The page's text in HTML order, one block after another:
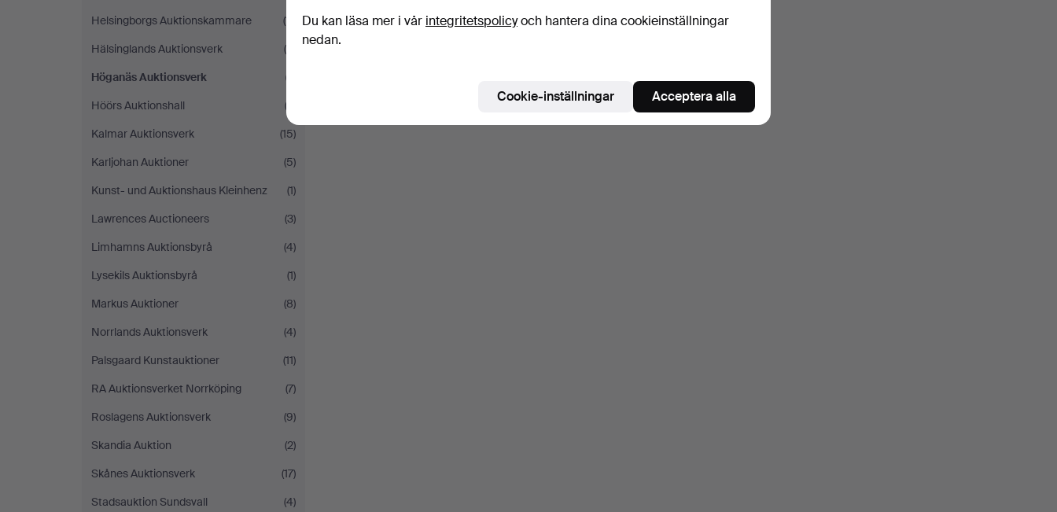
Helsingborgs Auktionskammare
(11)
Hälsinglands Auktionsverk
(5)
Höganäs Auktionsverk
(1)
Höörs Auktionshall
(3)
Kalmar Auktionsverk
(15)
Karljohan Auktioner
(5)
Kunst- und Auktionshaus Kleinhenz
(1)
Lawrences Auctioneers
(3)
Limhamns Auktionsbyrå
(4)
Lysekils Auktionsbyrå
(1)
Markus Auktioner
(8)
Norrlands Auktionsverk
(4)
Palsgaard Kunstauktioner
(11)
RA Auktionsverket Norrköping
(7)
Roslagens Auktionsverk
(9)
Skandia Auktion
(2)
Skånes Auktionsverk
(17)
Stadsauktion Sundsvall
(4)
Du kan läsa mer i vår integritetspolicyoch hantera dina cookieinställningar
nedan.
Cookie-inställningar Acceptera alla